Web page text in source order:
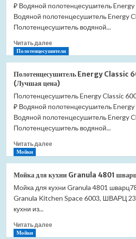
водяной
(Лучшая
₽ Водяной полотенцесушитель
Водяной полотенцесушитель Energy
Полотенцесушитель водяной...
Читать далееПрочитать
больше
Полотенцесушитель
Energy
Classic
600*500
водяной
(Лучшая
Полотенцесушители
Полотенцесушитель Energy Classic
(Лучшая цена)
Полотенцесушитель Energy Classic
₽ Водяной полотенцесушитель
Водяной полотенцесушитель Energy
Полотенцесушитель водяной...
Читать далееПрочитать
Полотенцесушитель
Energy
Classic
600*400
цена)
Мойки
Мойка для кухни Granula 4801
Мойка для кухни Granula 4801
Granula Kitchen Space 6003, ШВАРЦ
кухни из...
Читать далееПрочитать
Мойки